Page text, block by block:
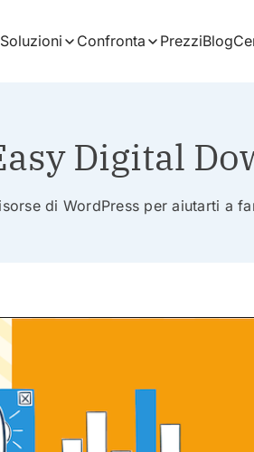
Soluzioni Confronta PrezziBlog
Digital
di WordPress per aiutarti a